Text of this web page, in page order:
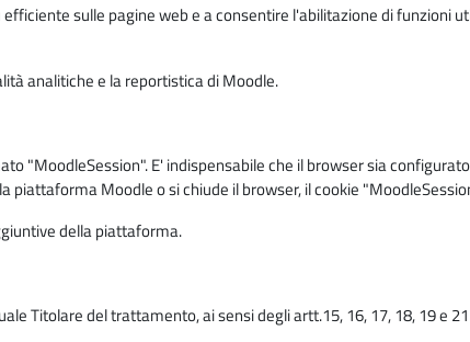
sulle pagine web e a consentire l'abilitazione di funzioni
analitiche e la reportistica di Moodle.
"MoodleSession". E' indispensabile che il browser sia
piattaforma Moodle o si chiude il browser, il cookie
della piattaforma.
Titolare del trattamento, ai sensi degli artt.15, 16, 17, 18, 19 e 21